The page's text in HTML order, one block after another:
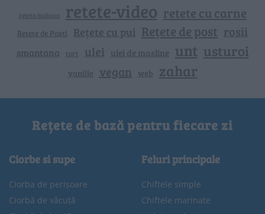
reteta italiana retete-video retete cu carne
Retete de Pasti Rețete cu pui Rețete de post rosii
smantana tort ulei ulei de masline unt usturoi
vanilie vegan web zahar
Rețete de bază pentru fiecare zi
Ciorbe si supe
Ciorba de perișoare
Ciorbă de văcuță
Feluri principale
Chiftele simple
Chiftele marinate